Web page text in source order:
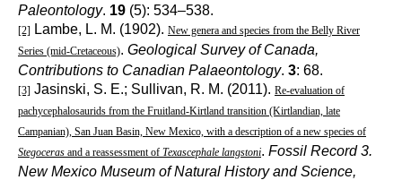
Paleontology. 19 (5): 534–538.
[2] Lambe, L. M. (1902). New genera and species from the Belly River
Series (mid-Cretaceous). Geological Survey of Canada,
Contributions to Canadian Palaeontology. 3: 68.
[3] Jasinski, S. E.; Sullivan, R. M. (2011). Re-evaluation of
pachycephalosaurids from the Fruitland-Kirtland transition (Kirtlandian, late
Campanian), San Juan Basin, New Mexico, with a description of a new species of
Stegoceras and a reassessment of Texascephale langstoni. Fossil Record 3.
New Mexico Museum of Natural History and Science,